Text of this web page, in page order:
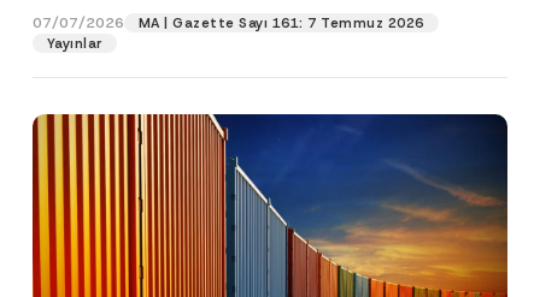
07/07/2026
MA | Gazette Sayı 161: 7 Temmuz 2026
YayınlarPozisyon
E-Posta Adresi
Telefon Numarası